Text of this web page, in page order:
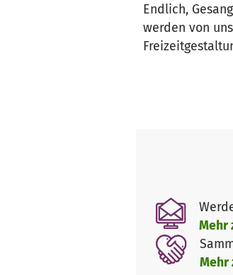
Endlich,
werden von
Mehr
Mehr